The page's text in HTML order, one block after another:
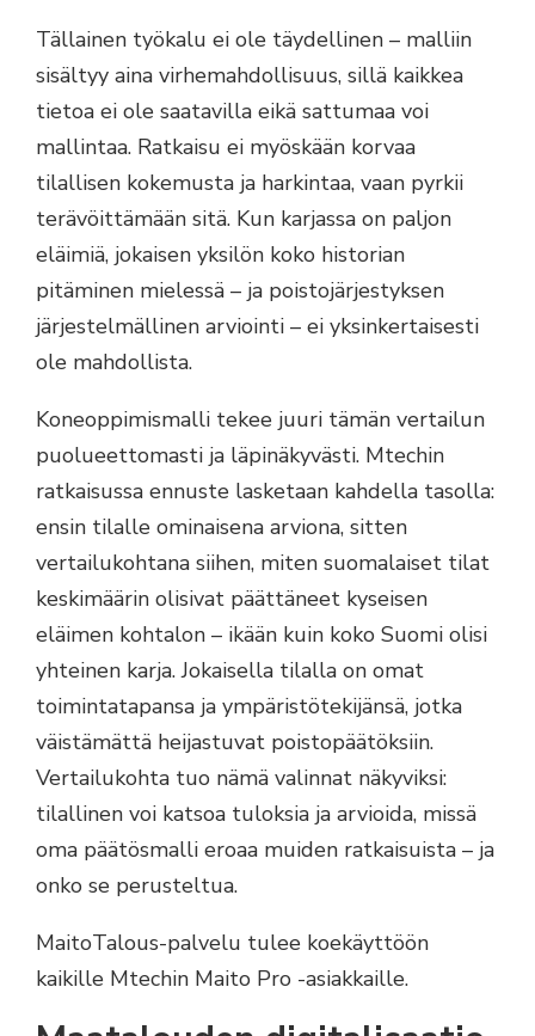
Tällainen työkalu ei ole täydellinen – malliin
sisältyy aina virhemahdollisuus, sillä kaikkea
tietoa ei ole saatavilla eikä sattumaa voi
mallintaa. Ratkaisu ei myöskään korvaa
tilallisen kokemusta ja harkintaa, vaan pyrkii
terävöittämään sitä. Kun karjassa on paljon
eläimiä, jokaisen yksilön koko historian
pitäminen mielessä – ja poistojärjestyksen
järjestelmällinen arviointi – ei yksinkertaisesti
ole mahdollista.
Koneoppimismalli tekee juuri tämän vertailun
puolueettomasti ja läpinäkyvästi. Mtechin
ratkaisussa ennuste lasketaan kahdella tasolla:
ensin tilalle ominaisena arviona, sitten
vertailukohtana siihen, miten suomalaiset tilat
keskimäärin olisivat päättäneet kyseisen
eläimen kohtalon – ikään kuin koko Suomi olisi
yhteinen karja. Jokaisella tilalla on omat
toimintatapansa ja ympäristötekijänsä, jotka
väistämättä heijastuvat poistopäätöksiin.
Vertailukohta tuo nämä valinnat näkyviksi:
tilallinen voi katsoa tuloksia ja arvioida, missä
oma päätösmalli eroaa muiden ratkaisuista – ja
onko se perusteltua.
MaitoTalous-palvelu tulee koekäyttöön
kaikille Mtechin Maito Pro -asiakkaille.